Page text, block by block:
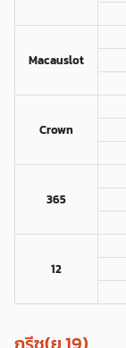
Macauslot
Crown
365
12